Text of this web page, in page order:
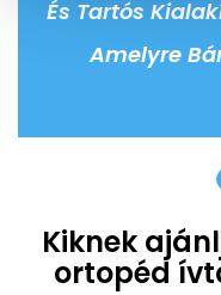
És Tartós
Amelyre
Kiknek
ortopéd